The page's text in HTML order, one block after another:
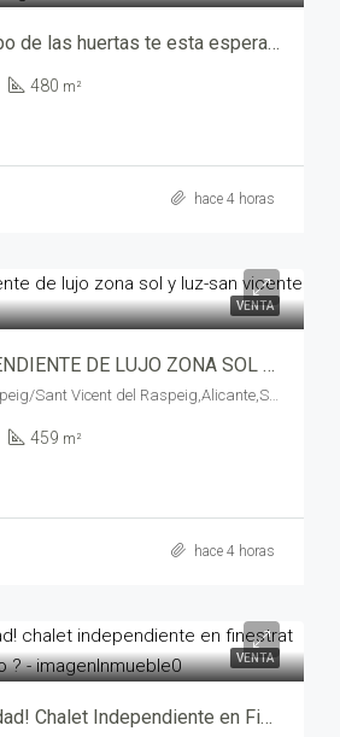
Tu refugio en cabo de las huertas te esta esperando…? ?? – sa-00692-5010
480 m²
hace 4 horas
VENTA
CHALET INDEPENDIENTE DE LUJO ZONA SOL Y LUZ-SAN VICENTE – rc02764-4360
,San Vicente del Raspeig/Sant Vicent del Raspeig,Alicante,Spain
459 m²
hace 4 horas
VENTA
? ¡Gran Oportunidad! Chalet Independiente en Finestrat a un Paso del Pueblo ? – yechv1014-9080